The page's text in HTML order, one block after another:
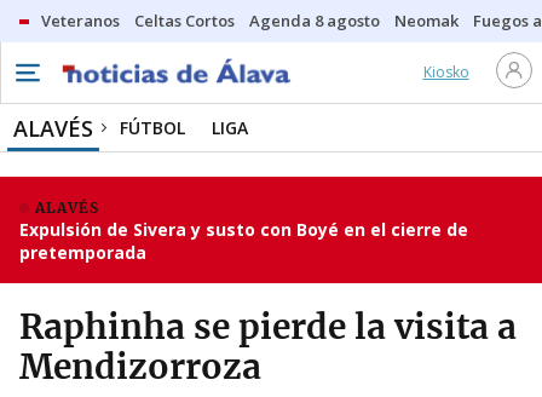
Veteranos Celtas Cortos Agenda 8 agosto Neomak Fuegos
Kiosko
ALAVÉS FÚTBOL LIGA
ALAVÉS
Expulsión de Sivera y susto con Boyé en el cierre de
pretemporada
Raphinha se pierde la visita a
Mendizorroza